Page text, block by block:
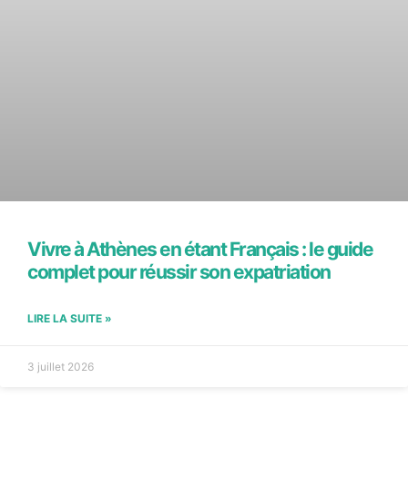
Vivre à Athènes en étant Français : le guide
complet pour réussir son expatriation
LIRE LA SUITE »
3 juillet 2026